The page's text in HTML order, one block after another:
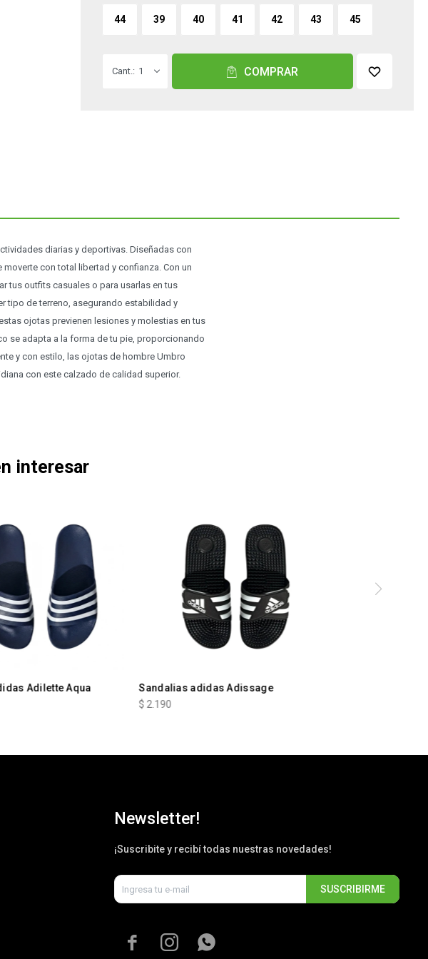
44 39 40 41 42 43 45
1 COMPRAR
diarias y deportivas. Diseñadas con
con total libertad y confianza. Con un
tus outfits casuales o para usarlas en tus
tipo de terreno, asegurando estabilidad y
ojotas previenen lesiones y molestias en tus
se adapta a la forma de tu pie, proporcionando
y con estilo, las ojotas de hombre Umbro
con este calzado de calidad superior.
interesar
Adilette Aqua
Sandalias adidas Adissage
$ 2.190
Newsletter!
¡Suscribite y recibí todas nuestras novedades!
SUSCRIBIRME
  